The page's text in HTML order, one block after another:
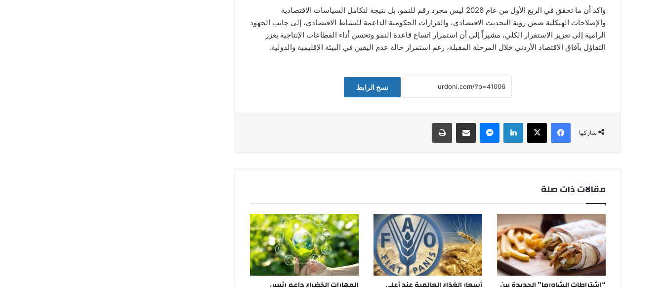
واكد أن ما تحقق في الربع الأول من عام 2026 ليس مجرد رقم للنمو، بل نتيجة لتكامل السياسات الاقتصادية
والإصلاحات الهيكلية ضمن رؤية التحديث الاقتصادي، والقرارات الحكومية الداعمة للنشاط الاقتصادي، إلى جانب الجهود
الرامية إلى تعزيز الاستقرار الكلي، مشيراً إلى أن استمرار اتساع قاعدة النمو وتحسن أداء القطاعات الإنتاجية يعزز
التفاؤل بآفاق الاقتصاد الأردني خلال المرحلة المقبلة، رغم استمرار حالة عدم اليقين في البيئة الإقليمية والدولية.
نسخ الرابط
شاركها
فيسبوك لينكدإن
مقالات ذات صلة